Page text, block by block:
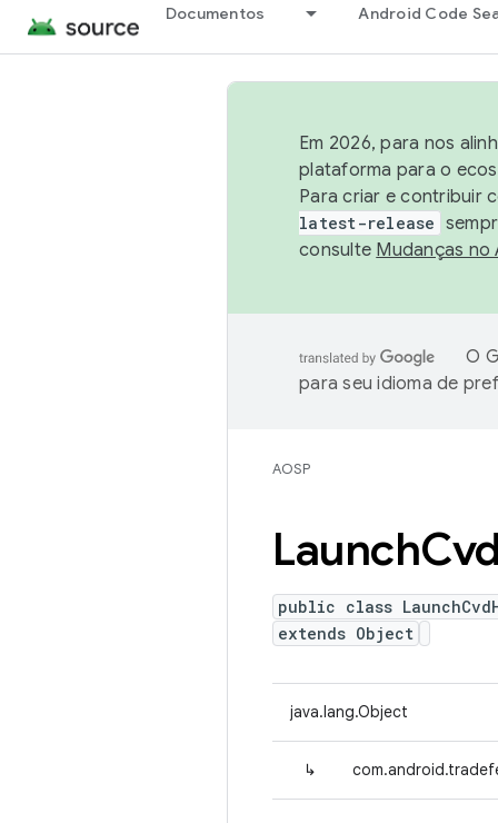
Documentos Android Code
Em 2026, para nos
plataforma para o
Para criar e contribuir
latest-release
consulte Mudanças no
O
para seu idioma de
AOSP
Launch
public class
extends Object
java.lang.Object
↳